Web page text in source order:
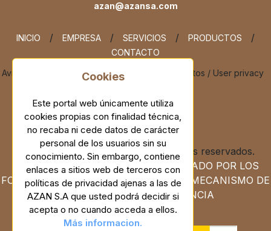
Cookies
Este portal web únicamente utiliza
cookies propias con finalidad técnica,
no recaba ni cede datos de carácter
personal de los usuarios sin su
conocimiento. Sin embargo, contiene
enlaces a sitios web de terceros con
políticas de privacidad ajenas a las de
AZAN S.A que usted podrá decidir si
acepta o no cuando acceda a ellos.
Más informacion.
azan@azansa.com
INICIO / EMPRESA / SERVICIOS / PRODUCTOS /
CONTACTO
Aviso
notice / Protección de datos / User privacy
Copyrights © 2026 Todos los derechos reservados.
PROGRAMA KIT DIGITAL COFINANCIADO POR LOS
FONDOS NEXT GENERATION (EU) DEL MECANISMO DE
RECUPERACIÓN Y RESISTENCIA